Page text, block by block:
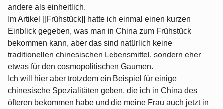
andere als einheitlich.
Im Artikel [[Frühstück]] hatte ich einmal einen kurzen
Einblick gegeben, was man in China zum Frühstück
bekommen kann, aber das sind natürlich keine
traditionellen chinesischen Lebensmittel, sondern eher
etwas für den cosmopolitischen Gaumen.
Ich will hier aber trotzdem ein Beispiel für einige
chinesische Spezialitäten geben, die ich in China des
öfteren bekommen habe und die meine Frau auch jetzt in